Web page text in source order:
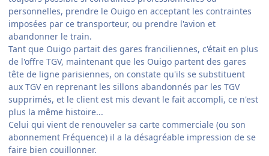
personnelles, prendre le Ouigo en acceptant les contraintes
imposées par ce transporteur, ou prendre l'avion et
abandonner le train.
Tant que Ouigo partait des gares franciliennes, c'était en plus
de l'offre TGV, maintenant que les Ouigo partent des gares
tête de ligne parisiennes, on constate qu'ils se substituent
aux TGV en reprenant les sillons abandonnés par les TGV
supprimés, et le client est mis devant le fait accompli, ce n'est
plus la même histoire...
Celui qui vient de renouveler sa carte commerciale (ou son
abonnement Fréquence) il a la désagréable impression de se
faire bien couillonner.